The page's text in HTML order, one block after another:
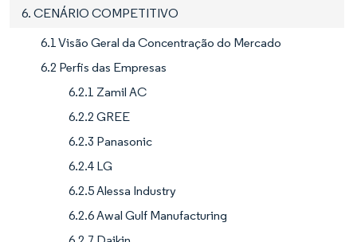
6. CENÁRIO COMPETITIVO
6.1 Visão Geral da Concentração do Mercado
6.2 Perfis das Empresas
6.2.1 Zamil AC
6.2.2 GREE
6.2.3 Panasonic
6.2.4 LG
6.2.5 Alessa Industry
6.2.6 Awal Gulf Manufacturing